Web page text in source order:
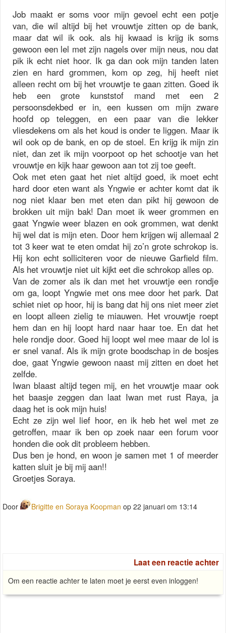
Job maakt er soms voor mijn gevoel echt een potje
van, die wil altijd bij het vrouwtje zitten op de bank,
maar dat wil ik ook. als hij kwaad is krijg ik soms
gewoon een lel met zijn nagels over mijn neus, nou dat
pik ik echt niet hoor. Ik ga dan ook mijn tanden laten
zien en hard grommen, kom op zeg, hij heeft niet
alleen recht om bij het vrouwtje te gaan zitten. Goed ik
heb een grote kunststof mand met een 2
persoonsdekbed er in, een kussen om mijn zware
hoofd op teleggen, en een paar van die lekker
vliesdekens om als het koud is onder te liggen. Maar ik
wil ook op de bank, en op de stoel. En krijg ik mijn zin
niet, dan zet ik mijn voorpoot op het schootje van het
vrouwtje en kijk haar gewoon aan tot zij toe geeft.
Ook met eten gaat het niet altijd goed, ik moet echt
hard door eten want als Yngwie er achter komt dat ik
nog niet klaar ben met eten dan pikt hij gewoon de
brokken uit mijn bak! Dan moet ik weer grommen en
gaat Yngwie weer blazen en ook grommen, wat denkt
hij wel dat is mijn eten. Door hem krijgen wij allemaal 2
tot 3 keer wat te eten omdat hij zo’n grote schrokop is.
Hij kon echt solliciteren voor de nieuwe Garfield film.
Als het vrouwtje niet uit kijkt eet die schrokop alles op.
Van de zomer als ik dan met het vrouwtje een rondje
om ga, loopt Yngwie met ons mee door het park. Dat
schiet niet op hoor, hij is bang dat hij ons niet meer ziet
en loopt alleen zielig te miauwen. Het vrouwtje roept
hem dan en hij loopt hard naar haar toe. En dat het
hele rondje door. Goed hij loopt wel mee maar de lol is
er snel vanaf. Als ik mijn grote boodschap in de bosjes
doe, gaat Yngwie gewoon naast mij zitten en doet het
zelfde.
Iwan blaast altijd tegen mij, en het vrouwtje maar ook
het baasje zeggen dan laat Iwan met rust Raya, ja
daag het is ook mijn huis!
Echt ze zijn wel lief hoor, en ik heb het wel met ze
getroffen, maar ik ben op zoek naar een forum voor
honden die ook dit probleem hebben.
Dus ben je hond, en woon je samen met 1 of meerder
katten sluit je bij mij aan!!
Groetjes Soraya.
Door Brigitte en Soraya Koopman op 22 januari om 13:14
Laat een reactie achter
Om een reactie achter te laten moet je eerst even inloggen!